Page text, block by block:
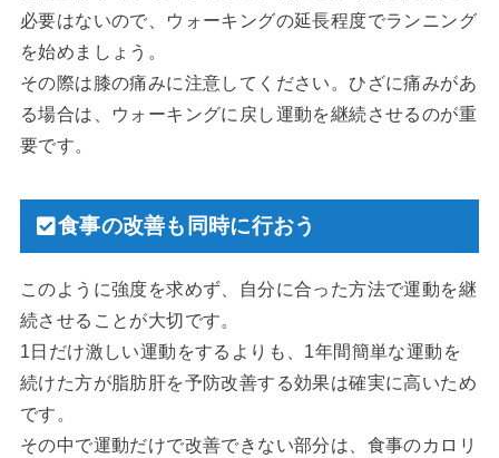
必要はないので、ウォーキングの延長程度でランニング
を始めましょう。
その際は膝の痛みに注意してください。ひざに痛みがあ
る場合は、ウォーキングに戻し運動を継続させるのが重
要です。
食事の改善も同時に行おう
このように強度を求めず、自分に合った方法で運動を継
続させることが大切です。
1日だけ激しい運動をするよりも、1年間簡単な運動を
続けた方が脂肪肝を予防改善する効果は確実に高いため
です。
その中で運動だけで改善できない部分は、食事のカロリ